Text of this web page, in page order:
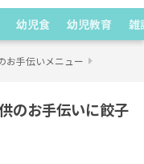
幼児食 幼児教育 雑
お手伝いメニュー
のお手伝いに餃子